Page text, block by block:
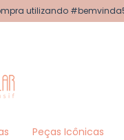
utilizando
Peças Icônicas